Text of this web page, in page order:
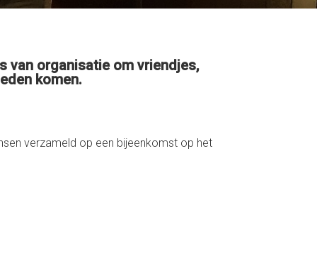
van organisatie om vriendjes,
komen.
verzameld op een bijeenkomst op het